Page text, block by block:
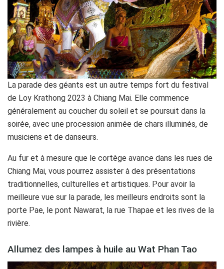
La parade des géants est un autre temps fort du festival
de Loy Krathong 2023 à Chiang Mai. Elle commence
généralement au coucher du soleil et se poursuit dans la
soirée, avec une procession animée de chars illuminés, de
musiciens et de danseurs.
Au fur et à mesure que le cortège avance dans les rues de
Chiang Mai, vous pourrez assister à des présentations
traditionnelles, culturelles et artistiques. Pour avoir la
meilleure vue sur la parade, les meilleurs endroits sont la
porte Pae, le pont Nawarat, la rue Thapae et les rives de la
rivière.
Allumez des lampes à huile au Wat Phan Tao